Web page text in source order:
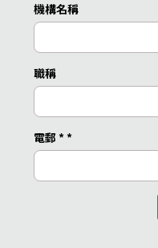
機構名稱
職稱
電郵 **